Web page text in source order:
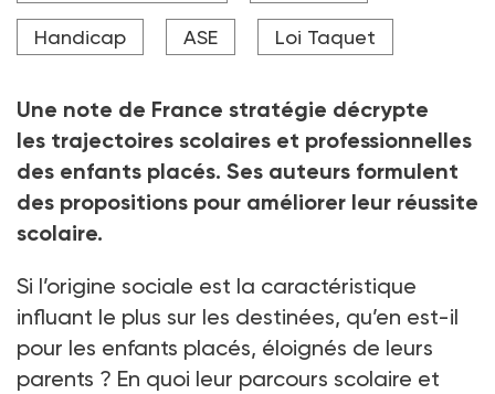
placés.
Handicap ASE Loi Taquet
Une note de France stratégie décrypte
les trajectoires scolaires et professionnelles
des enfants placés. Ses auteurs formulent
des propositions pour améliorer leur réussite
scolaire.
Si l’origine sociale est la caractéristique
influant le plus sur les destinées, qu’en est-il
pour les enfants placés, éloignés de leurs
parents ? En quoi leur parcours scolaire et